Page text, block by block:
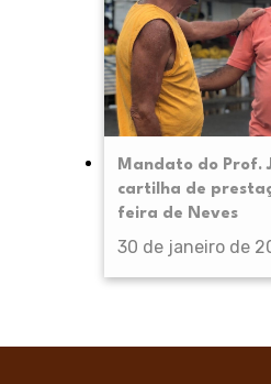
Mandato do Prof.
cartilha de
feira de Neves
30 de janeiro de